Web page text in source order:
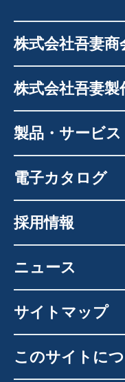
株式会社吾妻商
株式会社吾妻製
製品・サービス
電子カタログ
採用情報
ニュース
サイトマップ
このサイトに